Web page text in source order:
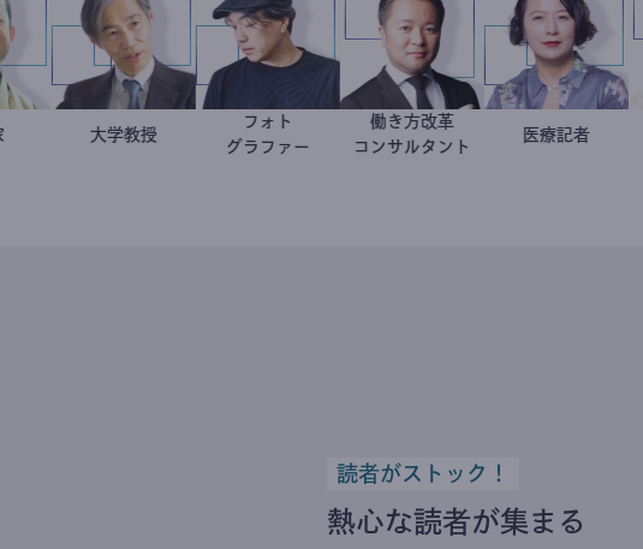
加藤忠史
大学教授
グラファー
新田龍
働き方改革
コンサルタント
岩永直子
医療記者
読者がストック！
熱心な読者が集まる